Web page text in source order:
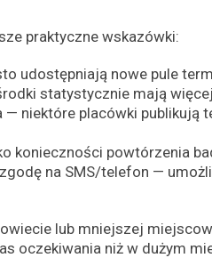
praktyczne wskazówki:
udostępniają nowe pule
statystycznie mają
niektóre placówki publikują
konieczności powtórzenia
na SMS/telefon —
lub mniejszej
oczekiwania niż w dużym